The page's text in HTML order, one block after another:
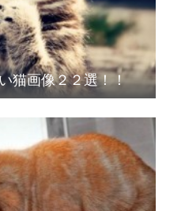
猫画像２２選！！